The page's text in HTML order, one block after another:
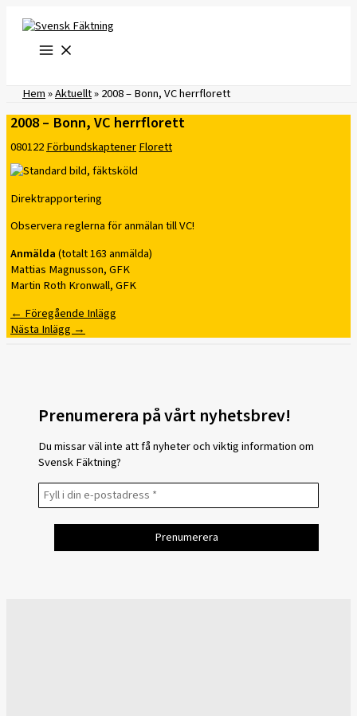
innehåll
Hem»Aktuellt»2008 – Bonn, VC herrflorett
2008 – Bonn, VC herrflorett
080122FörbundskaptenerFlorett
Direktrapportering
Observera reglerna för anmälan till VC!
Anmälda(totalt 163 anmälda)
Mattias Magnusson, GFK
Martin Roth Kronwall, GFK
← Föregående Inlägg
Nästa Inlägg →
Prenumerera på vårt nyhetsbrev!
Du missar väl inte att få nyheter och viktig information om
Svensk Fäktning?